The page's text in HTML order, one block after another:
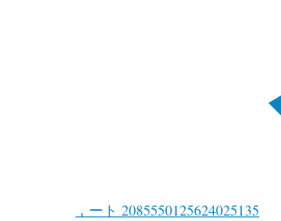
でリツイート 2085550125624025135